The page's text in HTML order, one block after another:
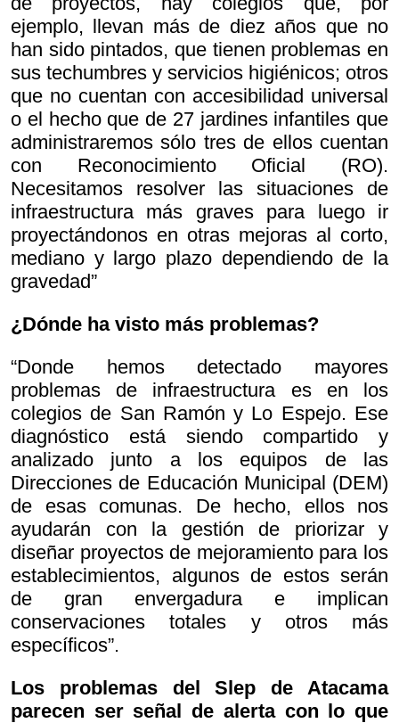
ejemplo, llevan más de diez años que no
han sido pintados, que tienen problemas en
sus techumbres y servicios higiénicos; otros
que no cuentan con accesibilidad universal
o el hecho que de 27 jardines infantiles que
administraremos sólo tres de ellos cuentan
con Reconocimiento Oficial (RO).
Necesitamos resolver las situaciones de
infraestructura más graves para luego ir
proyectándonos en otras mejoras al corto,
mediano y largo plazo dependiendo de la
gravedad”
¿Dónde ha visto más problemas?
“Donde hemos detectado mayores
problemas de infraestructura es en los
colegios de San Ramón y Lo Espejo. Ese
diagnóstico está siendo compartido y
analizado junto a los equipos de las
Direcciones de Educación Municipal (DEM)
de esas comunas. De hecho, ellos nos
ayudarán con la gestión de priorizar y
diseñar proyectos de mejoramiento para los
establecimientos, algunos de estos serán
de gran envergadura e implican
conservaciones totales y otros más
específicos”.
Los problemas del Slep de Atacama
parecen ser señal de alerta con lo que